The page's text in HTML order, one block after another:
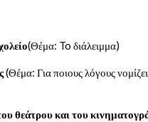
(Θέμα: To διάλειμμα)
(Θέμα: Για ποιους λόγους
θεάτρου και του